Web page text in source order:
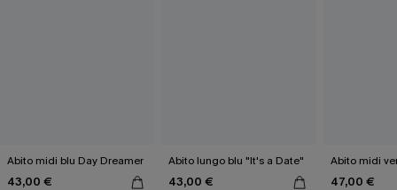
Abito midi blu Day Dreamer
43,00 €
Abito lungo blu "It's a Date"
43,00 €
Abito midi
47,00 €